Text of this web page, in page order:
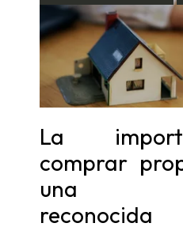
La
comprar
una
reconocida